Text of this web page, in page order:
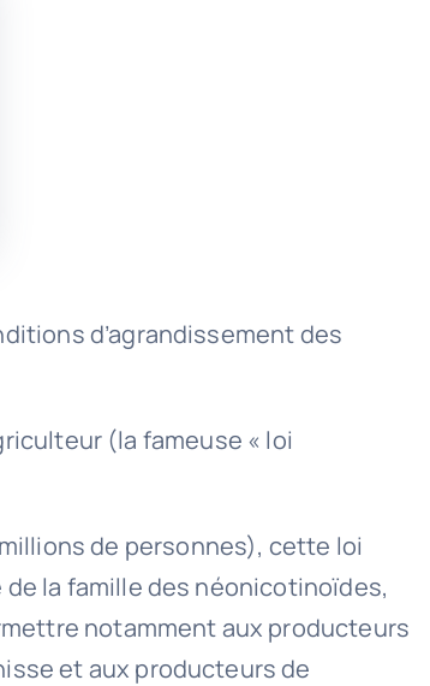
d’agrandissement des
(la fameuse « loi
de personnes), cette loi
la famille des néonicotinoïdes,
notamment aux producteurs
et aux producteurs de